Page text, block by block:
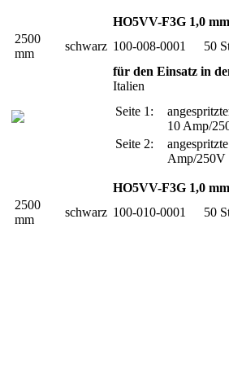
HO5VV-F3G 1,0
2500
mm
schwarz 100-008-0001 50
für den Einsatz in
Italien
Seite 1:
10 Amp/
Seite 2:
Amp/250V
HO5VV-F3G 1,0
2500
mm
schwarz 100-010-0001 50